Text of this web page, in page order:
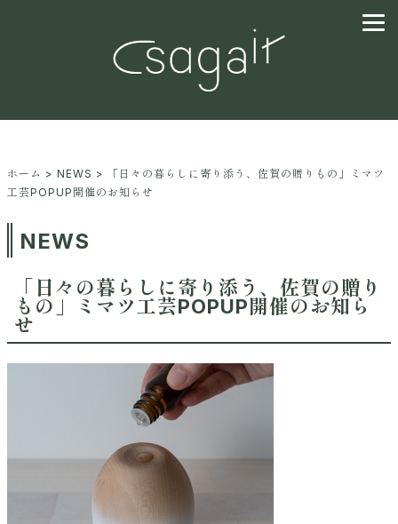
ホーム > NEWS > 「日々の暮らしに寄り添う、佐賀の贈りもの」ミマツ
工芸POPUP開催のお知らせ
NEWS
「日々の暮らしに寄り添う、佐賀の贈り
もの」ミマツ工芸POPUP開催のお知ら
せ